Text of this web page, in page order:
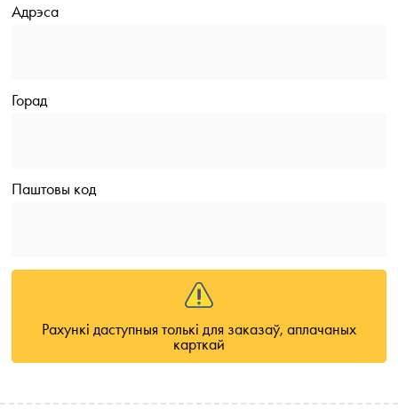
Адрэса
Горад
Паштовы код
Рахункі даступныя толькі для заказаў, аплачаных
карткай